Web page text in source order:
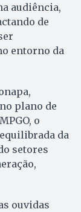
audiência,
de
entorno da
plano de
o
da
setores
ouvidas